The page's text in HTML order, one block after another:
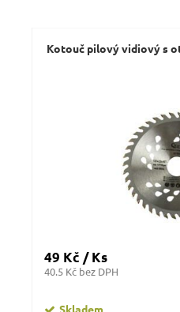
Kotouč pilový vidiový s
49 Kč / Ks
40.5 Kč bez DPH
Skladem